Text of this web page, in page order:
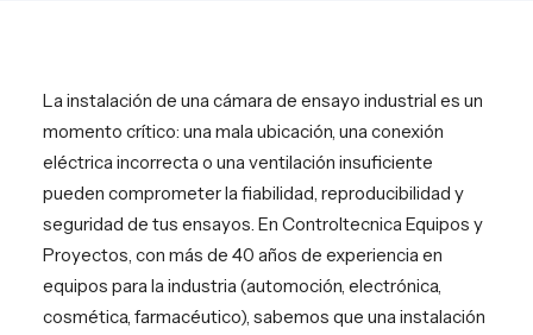
PT
La instalación de una cámara de ensayo industrial es un
momento crítico: una mala ubicación, una conexión
eléctrica incorrecta o una ventilación insuficiente
pueden comprometer la fiabilidad, reproducibilidad y
seguridad de tus ensayos. En Controltecnica Equipos y
Proyectos, con más de 40 años de experiencia en
equipos para la industria (automoción, electrónica,
cosmética, farmacéutico), sabemos que una instalación